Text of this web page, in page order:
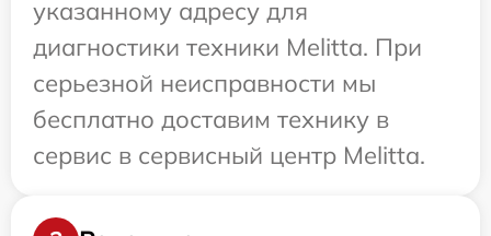
указанному адресу для
диагностики техники Melitta. При
серьезной неисправности мы
бесплатно доставим технику в
сервис в сервисный центр Melitta.